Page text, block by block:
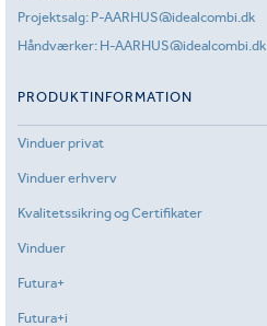
Projektsalg: P-AARHUS@idealcombi.dk
Håndværker: H-AARHUS@idealcombi.dk
PRODUKTINFORMATION
Vinduer privat
Vinduer erhverv
Kvalitetssikring og Certifikater
Vinduer
Futura+
Futura+i